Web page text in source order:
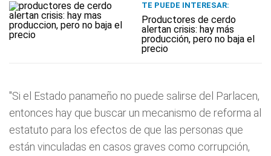
TE PUEDE INTERESAR:
Productores de cerdo
alertan crisis: hay más
producción, pero no baja el
precio
"Si el Estado panameño no puede salirse del Parlacen,
entonces hay que buscar un mecanismo de reforma al
estatuto para los efectos de que las personas que
están vinculadas en casos graves como corrupción,